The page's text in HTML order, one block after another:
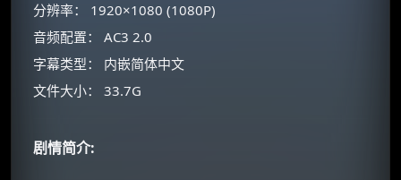
分辨率： 1920×1080 (1080P)
音频配置： AC3 2.0
字幕类型： 内嵌简体中文
文件大小： 33.7G
剧情简介:
🧧 福利领取站